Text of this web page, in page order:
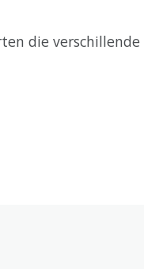
die verschillende